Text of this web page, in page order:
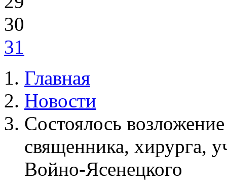
30
31
Главная
Новости
Состоялось
священника, хирурга,
Войно-Ясенецкого